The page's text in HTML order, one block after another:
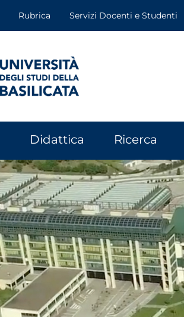
Rubrica Servizi Docenti e Studenti
Didattica Ricerca